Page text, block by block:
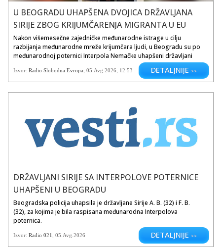
trenutno pod Izraelom. Većinu
južnog dijela Sirije zauzima Sirijska
pustinja koja je praktički prostrana
visoravan. Ostatak zemlje nalazi se
na izdignutom platou (nižem od
Sirijske pustinje) koji je u većem
dijelu dio zaravnjenog prostora
zvanog Al Jazirah. Na platou se
nalazi i najveće sirijsko jezero al-
Asad na najvećoj sirijskoj rijeci
Nuzayzah.
Eufrat je najvažnija i najveća rijeka u
Siriji. Nije plovna, ali je njeno
značenje veliko zbog natapanja.
su tekućice Orontes i Khabur.
Latakija (Al-Ladiqiyah). To je i
najveća luka. Izlaz na Sredozemno
važnosti i pogoduje razvoju
gospodarskih grana vezanih uz
more.
U BEOGRADU UHAPŠENA DVOJICA DRŽAVLJANA
SIRIJE ZBOG KRIJUMČARENJA MIGRANTA U EU
Nakon višemesečne zajedničke međunarodne istrage u cilju
razbijanja međunarodne mreže krijumčara ljudi, u Beogradu su po
međunarodnoj poternici Interpola Nemačke uhapšeni državljani
Sirije A. B. (1994) i F. B. (1994).Ministarstvo unutrašnjih poslova...
Izvor: Radio Slobodna Evropa 05.Avg.2026 , 12:53 DETALJNIJE >>
DRŽAVLJANI SIRIJE SA INTERPOLOVE POTERNICE
UHAPŠENI U BEOGRADU
Beogradska policija uhapsila je državljane Sirije A. B. (32) i F. B.
(32), za kojima je bila raspisana međunarodna Interpolova
poternica.
Izvor: Radio 021 , 05.Avg.2026 DETALJNIJE >>